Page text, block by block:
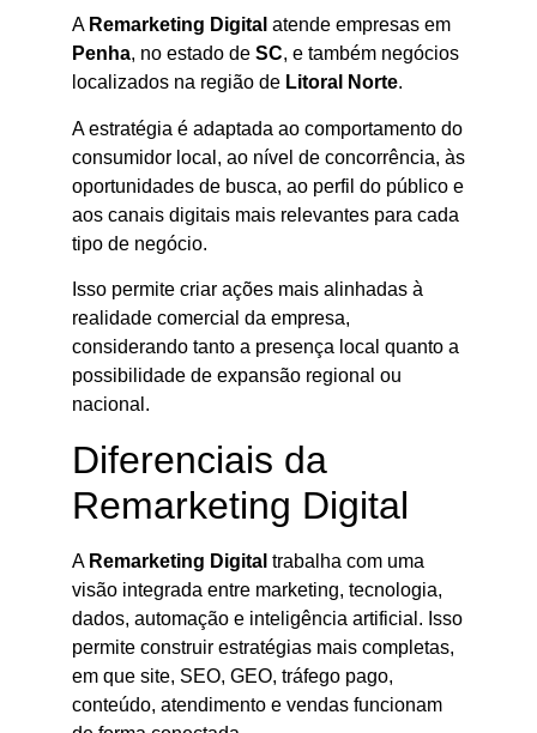
A Remarketing Digital atende empresas em
Penha, no estado de SC, e também negócios
localizados na região de Litoral Norte.
A estratégia é adaptada ao comportamento do
consumidor local, ao nível de concorrência, às
oportunidades de busca, ao perfil do público e
aos canais digitais mais relevantes para cada
tipo de negócio.
Isso permite criar ações mais alinhadas à
realidade comercial da empresa,
considerando tanto a presença local quanto a
possibilidade de expansão regional ou
nacional.
Diferenciais da
Remarketing Digital
A Remarketing Digital trabalha com uma
visão integrada entre marketing, tecnologia,
dados, automação e inteligência artificial. Isso
permite construir estratégias mais completas,
em que site, SEO, GEO, tráfego pago,
conteúdo, atendimento e vendas funcionam